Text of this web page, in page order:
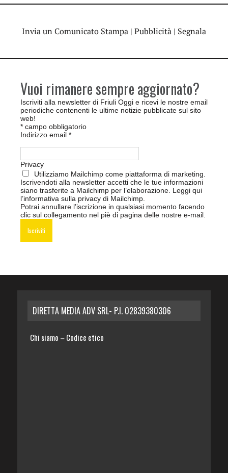
Invia un Comunicato Stampa | Pubblicità | Segnala
Vuoi rimanere sempre aggiornato?
Iscriviti alla newsletter di Friuli Oggi e ricevi le nostre email
periodiche contenenti le ultime notizie pubblicate sul sito
web!
* campo obbligatorio
Indirizzo email *
Privacy
Utilizziamo Mailchimp come piattaforma di marketing.
Iscrivendoti alla newsletter accetti che le tue informazioni
siano trasferite a Mailchimp per l’elaborazione. Leggi qui
l’informativa sulla privacy di Mailchimp
Potrai annullare l’iscrizione in qualsiasi momento facendo
clic sul collegamento nel piè di pagina delle nostre e-mail.
DIRETTA MEDIA ADV SRL- P.I. 02839380306
Chi siamo – Codice etico